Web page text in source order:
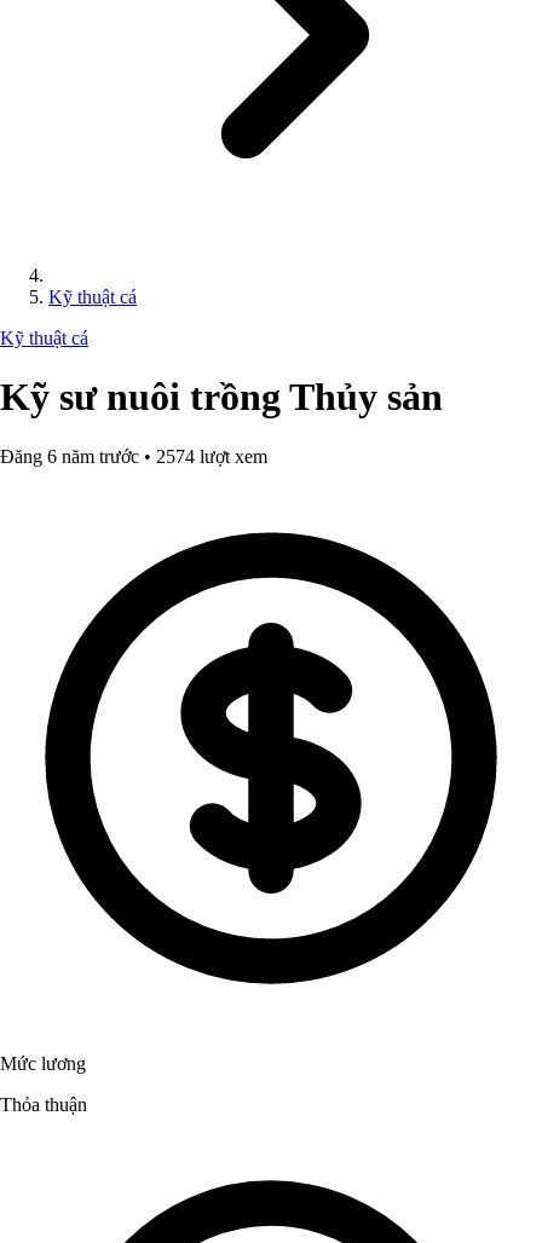
Kỹ thuật cá
Kỹ thuật cá
Kỹ sư nuôi trồng Thủy sản
Đăng 6 năm trước • 2574 lượt xem
Mức lương
Thỏa thuận